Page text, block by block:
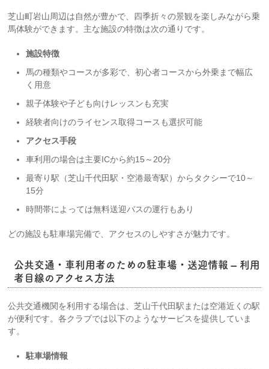
芝山町岩山周辺は自然が豊かで、四季折々の景観を楽しみながら乗
馬体験ができます。主な施設の特徴は次の通りです。
施設特徴
馬の種類やコースが多彩で、初心者コースから外乗まで幅広
く用意
親子体験や子ども向けレッスンも充実
経験者向けのライセンス取得コースも選択可能
アクセス手段
車利用の場合は主要ICから約15～20分
最寄り駅（芝山千代田駅・空港最寄駅）からタクシーで10～
15分
時間帯によっては無料送迎バスの運行もあり
どの施設も駐車場完備で、アクセスのしやすさが魅力です。
公共交通・車利用者のための駐車場・送迎情報 – 利用
者目線のアクセス方法
公共交通機関を利用する場合は、芝山千代田駅または空港近くの駅
が便利です。各クラブでは以下のようなサービスを提供していま
す。
駐車場情報